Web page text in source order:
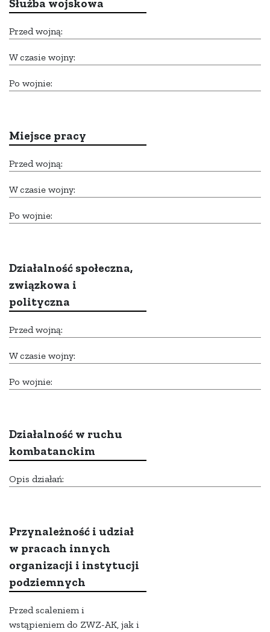
Służba wojskowa
Przed wojną:
W czasie wojny:
Po wojnie:
Miejsce pracy
Przed wojną:
W czasie wojny:
Po wojnie:
Działalność społeczna,
związkowa i
polityczna
Przed wojną:
W czasie wojny:
Po wojnie:
Działalność w ruchu
kombatanckim
Opis działań:
Przynależność i udział
w pracach innych
organizacji i instytucji
podziemnych
Przed scaleniem i
wstąpieniem do ZWZ-AK, jak i